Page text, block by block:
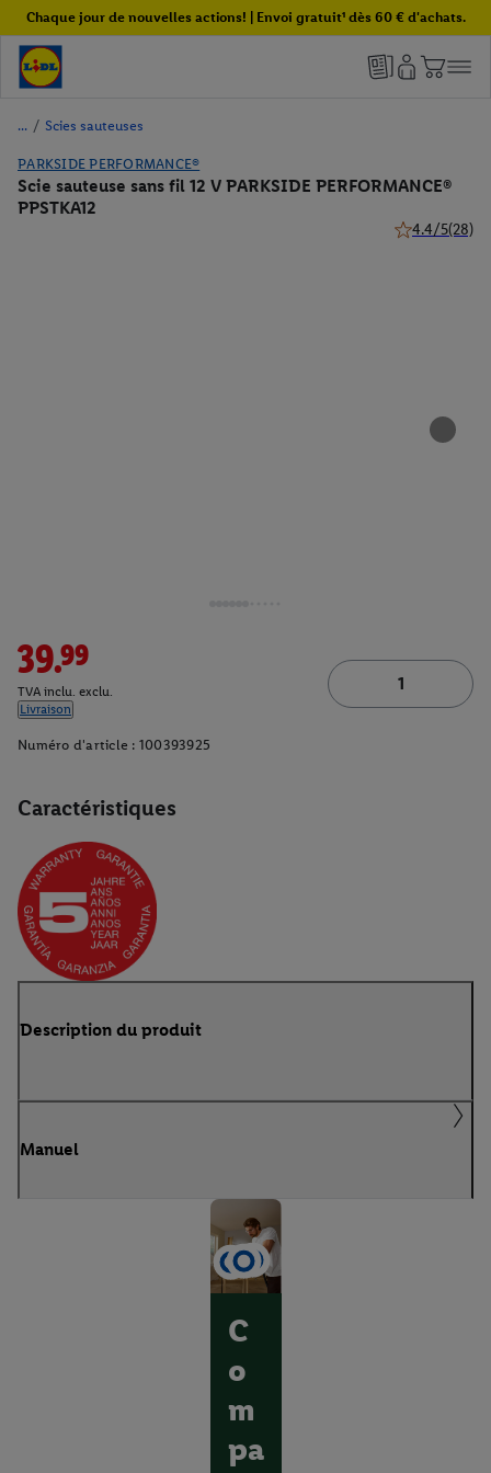
Chaque jour de nouvelles actions! | Envoi gratuit¹ dès 60 € d'achats.
/ Scies sauteuses
PARKSIDE PERFORMANCE®
Scie sauteuse sans fil 12 V PARKSIDE PERFORMANCE®
PPSTKA12
4.4/5(28)
Caractéristiques
39.99
TVA inclu. exclu.
Livraison
Numéro d'article : 100393925
Description du produit
Manuel
C
o
m
pa